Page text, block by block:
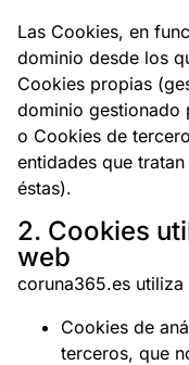
Las Cookies, en
dominio desde los
Cookies propias
dominio
o Cookies de
entidades que
éstas).
2. Cookies
web
coruna365.es
Cookies de
terceros, que